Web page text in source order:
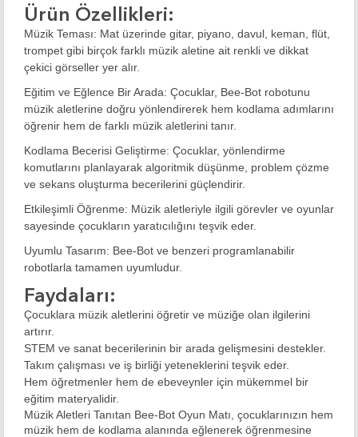
Ürün Özellikleri:
Müzik Teması: Mat üzerinde gitar, piyano, davul, keman, flüt,
trompet gibi birçok farklı müzik aletine ait renkli ve dikkat
çekici görseller yer alır.
Eğitim ve Eğlence Bir Arada: Çocuklar, Bee-Bot robotunu
müzik aletlerine doğru yönlendirerek hem kodlama adımlarını
öğrenir hem de farklı müzik aletlerini tanır.
Kodlama Becerisi Geliştirme: Çocuklar, yönlendirme
komutlarını planlayarak algoritmik düşünme, problem çözme
ve sekans oluşturma becerilerini güçlendirir.
Etkileşimli Öğrenme: Müzik aletleriyle ilgili görevler ve oyunlar
sayesinde çocukların yaratıcılığını teşvik eder.
Uyumlu Tasarım: Bee-Bot ve benzeri programlanabilir
robotlarla tamamen uyumludur.
Faydaları:
Çocuklara müzik aletlerini öğretir ve müziğe olan ilgilerini
artırır.
STEM ve sanat becerilerinin bir arada gelişmesini destekler.
Takım çalışması ve iş birliği yeteneklerini teşvik eder.
Hem öğretmenler hem de ebeveynler için mükemmel bir
eğitim materyalidir.
Müzik Aletleri Tanıtan Bee-Bot Oyun Matı , çocuklarınızın hem
müzik hem de kodlama alanında eğlenerek öğrenmesine